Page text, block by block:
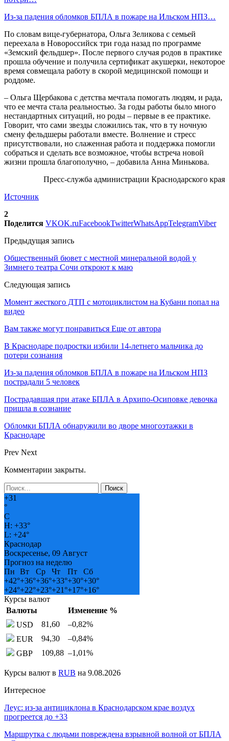
Из-за падения обломков БПЛА в пожаре на Ильском НПЗ…
По словам вице-губернатора, Ольга Зеликова с семьей
переехала в Новороссийск три года назад по программе
«Земский фельдшер». После первого случая родов в практике
прошла обучение и получила сертификат акушерки, некоторое
время совмещала работу в скорой медицинской помощи и
роддоме.
– Ольга Щербакова с детства мечтала помогать людям, и рада,
что ее мечта стала реальностью. За годы работы было много
нестандартных ситуаций, но роды – первые в ее практике.
Говорит, что сами звезды сложились так, что в ту ночную
смену фельдшеры работали вместе. Волнение и стресс
присутствовали, но слаженная работа и поддержка помогли
собраться и сделать все возможное, чтобы встреча новой
жизни прошла благополучно, – добавила Анна Минькова.
Пресс-служба администрации Краснодарского края
Источник
2
Поделится VKOK.ruFacebookTwitterWhatsAppTelegramViber
Предыдущая запись
Общественный бювет с местной минеральной водой у
Зимнего театра Сочи откроют к маю
Следующая запись
Момент жесткого ДТП с мотоциклистом на Кубани попал на
видео
Вам также могут понравиться Еще от автора
В Краснодаре подростки избили 14-летнего мальчика до
потери сознания
Из-за падения обломков БПЛА в пожаре на Ильском НПЗ
пострадали 5 человек
Пострадавшая при атаке БПЛА в Архипо-Осиповке девочка
пришла в сознание
Обломки БПЛА обнаружили во дворе многоэтажки в
Краснодаре
Prev Next
Комментарии закрыты.
+31
°
C
H: +33°
L: +24°
Краснодар
Воскресенье, 09 Август
Прогноз на неделю
Пн
Вт Ср Чт Пт
Сб
+42°+36°+36°+33°+30°+30°
+24°+22°+23°+21°+17°+16°
Курсы валют
Валюты
Изменение %
USD
81,60 –0,82%
EUR
94,30 –0,84%
GBP
109,88 –1,01%
Курсы валют в RUB на 9.08.2026
Интересное
Леус: из-за антициклона в Краснодарском крае воздух
прогреется до +33
Маршрутка с людьми повреждена взрывной волной от БПЛА